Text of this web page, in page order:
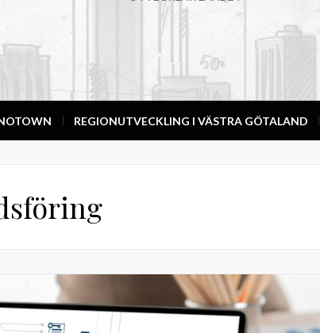
REGIONUTVECKLING I VÄSTRA GÖTALAND